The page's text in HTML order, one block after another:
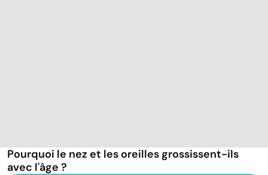
Pourquoi le nez et les oreilles grossissent-ils
avec l'âge ?